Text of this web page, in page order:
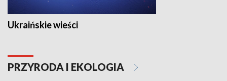
Ukraińskie wieści
PRZYRODA I EKOLOGIA